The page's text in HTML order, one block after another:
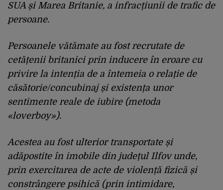
SUA și Marea Britanie, a infracțiunii de trafic de
persoane.
Persoanele vătămate au fost recrutate de
cetățenii britanici prin inducere în eroare cu
privire la intenția de a întemeia o relație de
căsătorie/concubinaj și existența unor
sentimente reale de iubire (metoda
«loverboy»).
Acestea au fost ulterior transportate și
adăpostite în imobile din județul Ilfov unde,
prin exercitarea de acte de violență fizică și
constrângere psihică (prin intimidare,